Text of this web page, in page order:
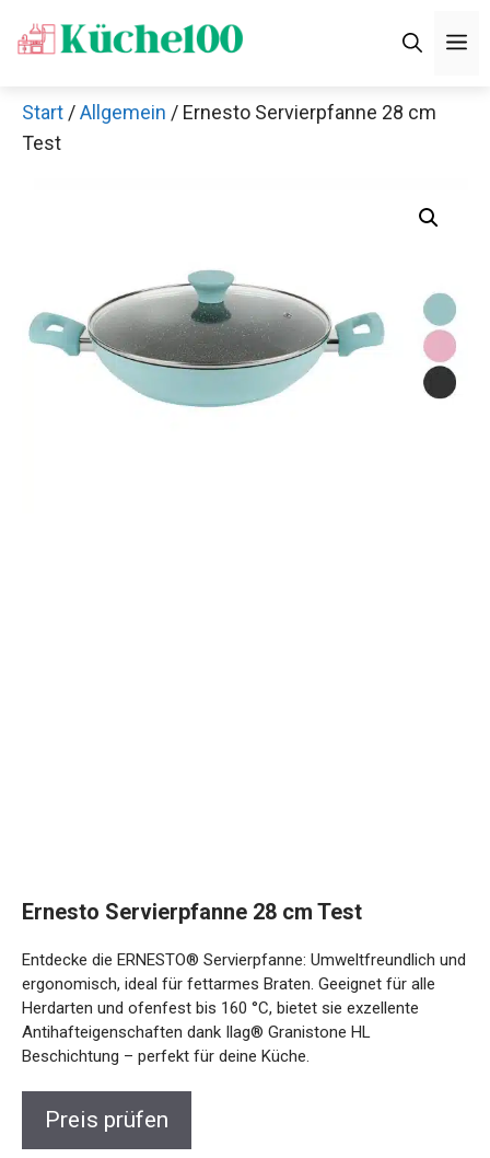
Inhalt
Start /Allgemein / Ernesto Servierpfanne 28 cm
Test
Ernesto Servierpfanne 28 cm Test
Entdecke die ERNESTO® Servierpfanne: Umweltfreundlich und
ergonomisch, ideal für fettarmes Braten. Geeignet für alle
Herdarten und ofenfest bis 160 °C, bietet sie exzellente
Antihafteigenschaften dank Ilag® Granistone HL
Beschichtung – perfekt für deine Küche.
Preis prüfen